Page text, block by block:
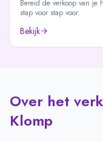
Bereid de verkoop van je
stap voor stap voor.
Bekijk
Over het
Klomp